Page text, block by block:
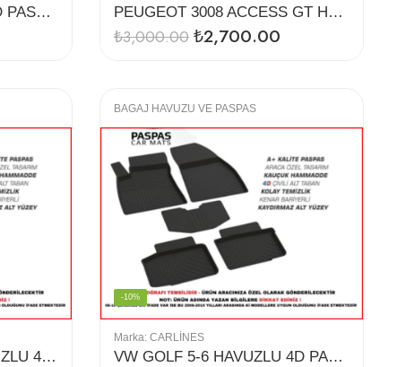
OCTAVİA A7 HAVUZLU 4D PASPAS (2015) PEUGEOT 3008 ACCESS GT HAVUZLU 4D PASPAS
₺3,000.00₺2,700.00
TOYOTA COROLLA HAVUZLU 4D PASPAS (13-18)
BAGAJ HAVUZU VE PASPAS
Marka: CARLINES
VW GOLF 5-6 HAVUZLU 4D PASPAS
-10%